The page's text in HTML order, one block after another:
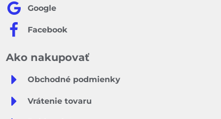
Google
Facebook
Ako nakupovať
Obchodné podmienky
Vrátenie tovaru